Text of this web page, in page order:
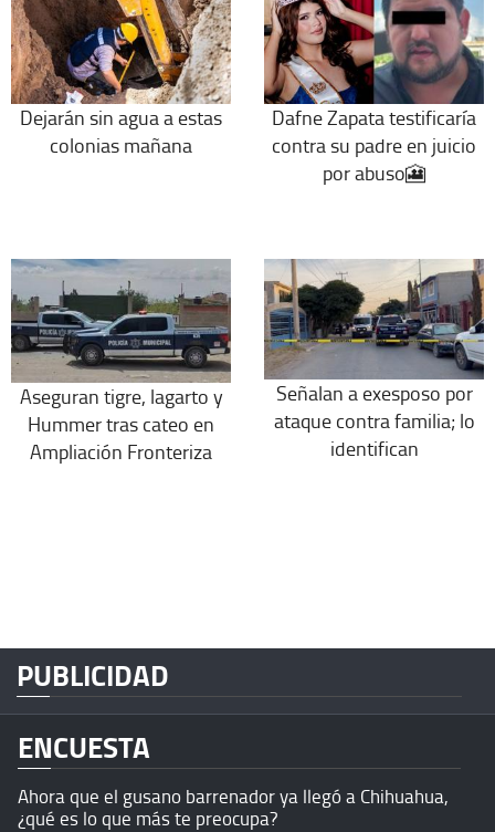
Dejarán sin agua a estas
colonias mañana
Dafne Zapata testificaría
contra su padre en juicio
por abuso🎦
Aseguran tigre, lagarto y
Hummer tras cateo en
Ampliación Fronteriza
Señalan a exesposo por
ataque contra familia; lo
identifican
PUBLICIDAD
ENCUESTA
Ahora que el gusano barrenador ya llegó a Chihuahua,
¿qué es lo que más te preocupa?